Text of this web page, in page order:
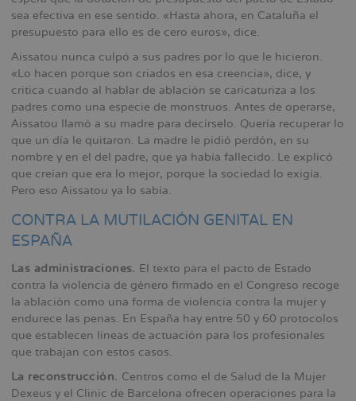
sea efectiva en ese sentido. «Hasta ahora, en Cataluña el
presupuesto para ello es de cero euros», dice.
Aissatou nunca culpó a sus padres por lo que le hicieron.
«Lo hacen porque son criados en esa creencia», dice, y
critica cuando al hablar de ablación se caricaturiza a los
padres como una especie de monstruos. Antes de operarse,
Aissatou llamó a su madre para decírselo. Quería recuperar lo
que un día le quitaron. La madre le pidió perdón, en su
nombre y en el del padre, que ya había fallecido. Le explicó
que creían que era lo mejor, porque la sociedad lo exigía.
Pero eso Aissatou ya lo sabía.
CONTRA LA MUTILACIÓN GENITAL EN
ESPAÑA
Las administraciones. El texto para el pacto de Estado
contra la violencia de género firmado en el Congreso recoge
la ablación como una forma de violencia contra la mujer y
endurece las penas. En España hay entre 50 y 60 protocolos
que establecen líneas de actuación para los profesionales
que trabajan con estos casos.
La reconstrucción. Centros como el de Salud de la Mujer
Dexeus y el Clinic de Barcelona ofrecen operaciones para la